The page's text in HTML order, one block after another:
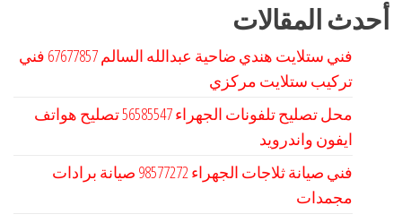
أحدث المقالات
فني ستلايت هندي ضاحية عبدالله السالم 67677857 فني
تركيب ستلايت مركزي
محل تصليح تلفونات الجهراء 56585547 تصليح هواتف
ايفون واندرويد
فني صيانة ثلاجات الجهراء 98577272 صيانة برادات
مجمدات